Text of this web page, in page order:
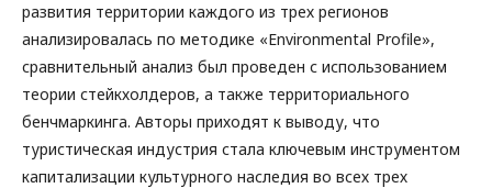
развития территории каждого из трех регионов
анализировалась по методике «Environmental Profile»,
сравнительный анализ был проведен с использованием
теории стейкхолдеров, а также территориального
бенчмаркинга. Авторы приходят к выводу, что
туристическая индустрия стала ключевым инструментом
капитализации культурного наследия во всех трех